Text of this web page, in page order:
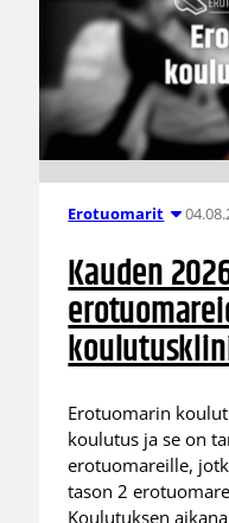
Erotuomarit
Kauden
Erotuomarin
koulutus ja se on
erotuomareille,
tason 2
Koulutuksen